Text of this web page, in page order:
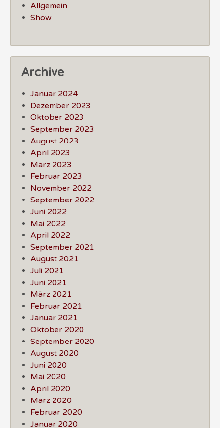
Allgemein
Show
Archive
Januar 2024
Dezember 2023
Oktober 2023
September 2023
August 2023
April 2023
März 2023
Februar 2023
November 2022
September 2022
Juni 2022
Mai 2022
April 2022
September 2021
August 2021
Juli 2021
Juni 2021
März 2021
Februar 2021
Januar 2021
Oktober 2020
September 2020
August 2020
Juni 2020
Mai 2020
April 2020
März 2020
Februar 2020
Januar 2020